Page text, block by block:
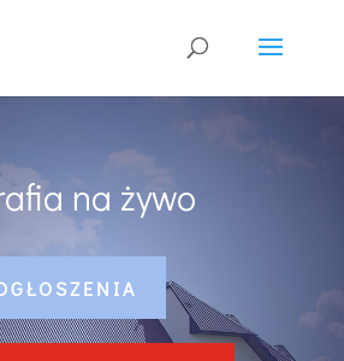
na żywo